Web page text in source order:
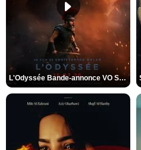
L'Odyssée Bande-annonce VO STFR